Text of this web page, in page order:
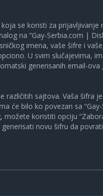
se koristi za prijavljivanje
na “Gay-Serbia.com |
imena, vaše šifre i
U svim slučajevima,
generisanih email-ova
različitih sajtova. Vaša šifra
će bilo ko povezan sa
možete koristiti opciju
novu šifru da